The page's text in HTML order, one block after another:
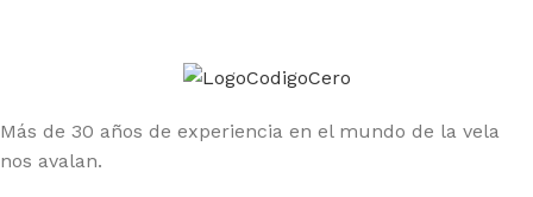
Más de 30 años de experiencia en el mundo de la vela
nos avalan.